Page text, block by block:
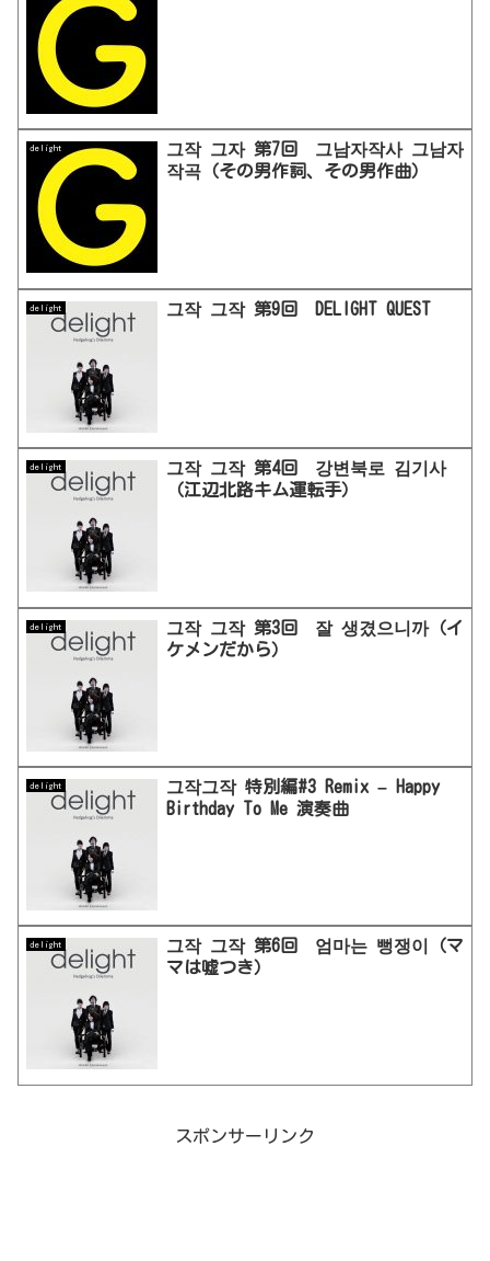
delight
그작 그자 第7回 그남자작사 그남자
작곡（その男作詞、その男作曲）
delight 그작 그작 第9回 DELIGHT QUEST
delight
그작 그작 第4回 강변북로 김기사
（江辺北路キム運転手）
delight
그작 그작 第3回 잘 생겼으니까（イ
ケメンだから）
delight
그작그작 特別編#3 Remix – Happy
Birthday To Me 演奏曲
delight
그작 그작 第6回 엄마는 뻥쟁이（マ
マは嘘つき）
スポンサーリンク